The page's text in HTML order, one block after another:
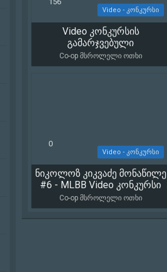
17 395
Video - კონკურსი
Video კონკურსის
გამარჯვებული
Co-op მსროლელი ოთხი
0
2 058
Video - კონკურსი
ნიკოლოზ კიკვაძე მონაწილე
#6 - MLBB Video კონკურსი
Co-op მსროლელი ოთხი